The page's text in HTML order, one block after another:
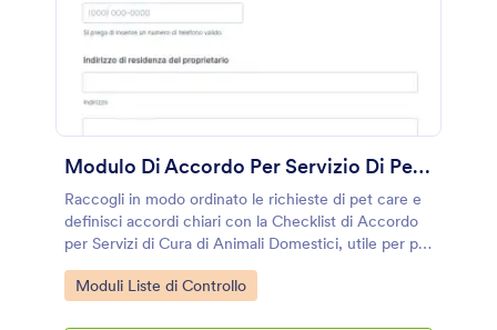
Modulo Di Accordo Per Servizio Di Pet Care
Raccogli in modo ordinato le richieste di pet care e
definisci accordi chiari con la Checklist di Accordo
per Servizi di Cura di Animali Domestici, utile per pet
sitter, pensioni per animali e associazioni che
gestiscono assistenze e turni.
Go to Category:
Moduli Liste di Controllo